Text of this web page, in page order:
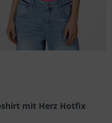
mit Herz Hotfix